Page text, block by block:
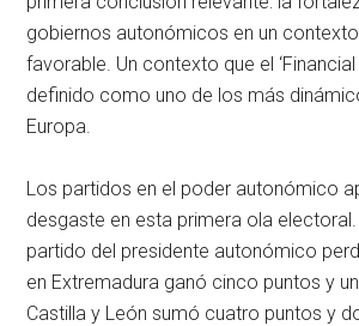
gobiernos autonómicos en un
favorable. Un contexto que el ‘Financial
definido como uno de los más
Europa.
Los partidos en el poder autonómico
desgaste en esta primera ola electoral.
partido del presidente autonómico
en Extremadura ganó cinco puntos y
Castilla y León sumó cuatro puntos y